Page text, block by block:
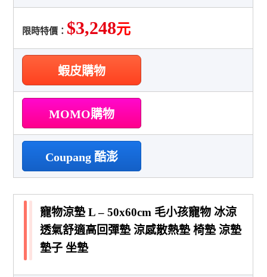
限時特價： $3,248元
蝦皮購物
MOMO購物
Coupang 酷澎
寵物涼墊 L – 50x60cm 毛小孩寵物 冰涼
透氣舒適高回彈墊 涼感散熱墊 椅墊 涼墊
墊子 坐墊